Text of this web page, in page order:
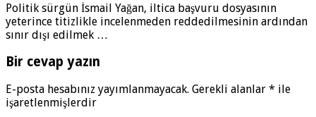
Politik sürgün İsmail Yağan, iltica başvuru dosyasının
yeterince titizlikle incelenmeden reddedilmesinin ardından
sınır dışı edilmek …
Bir cevap yazın
E-posta hesabınız yayımlanmayacak. Gerekli alanlar * ile
işaretlenmişlerdir